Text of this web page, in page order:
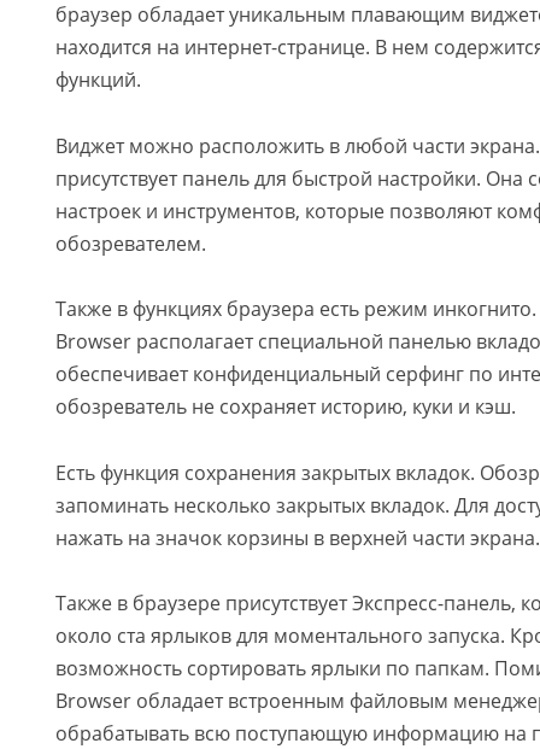
браузер обладает уникальным плавающим
находится на интернет-странице. В нем
функций.
Виджет можно расположить в любой части
присутствует панель для быстрой настройки. Она
настроек и инструментов, которые позволяют
обозревателем.
Также в функциях браузера есть режим
Browser располагает специальной панелью
обеспечивает конфиденциальный серфинг по
обозреватель не сохраняет историю, куки и кэш.
Есть функция сохранения закрытых вкладок.
запоминать несколько закрытых вкладок. Для
нажать на значок корзины в верхней части экрана.
Также в браузере присутствует Экспресс-панель,
около ста ярлыков для моментального запуска.
возможность сортировать ярлыки по папкам.
Browser обладает встроенным файловым
обрабатывать всю поступающую информацию на